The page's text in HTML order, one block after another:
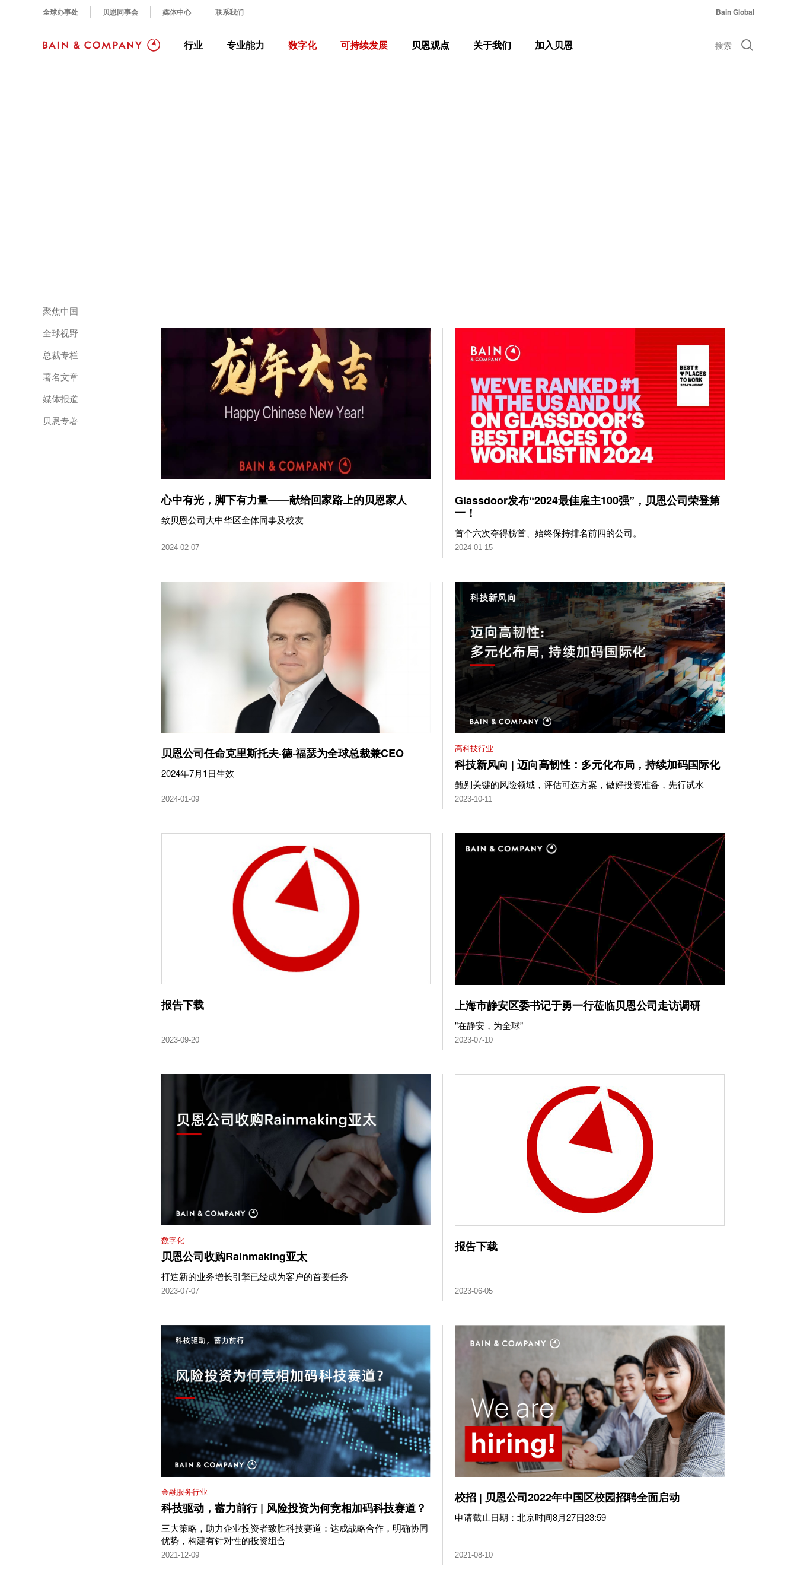
全球办事处 贝恩同事会 媒体中心 联系我们 Bain Global
行业 专业能力 数字化 可持续发展 贝恩观点 关于我们 加入贝恩 搜索
聚焦中国
全球视野
总裁专栏
署名文章
媒体报道
贝恩专著
心中有光，脚下有力量——献给回家路上的贝恩家人
致贝恩公司大中华区全体同事及校友
2024-02-07
Glassdoor发布“2024最佳雇主100强”，贝恩公司荣登第
一！
首个六次夺得榜首、始终保持排名前四的公司。
2024-01-15
贝恩公司任命克里斯托夫·德·福瑟为全球总裁兼CEO
2024年7月1日生效
2024-01-09
高科技行业
科技新风向 | 迈向高韧性：多元化布局，持续加码国际化
甄别关键的风险领域，评估可选方案，做好投资准备，先行试水
2023-10-11
报告下载
2023-09-20
上海市静安区委书记于勇一行莅临贝恩公司走访调研
"在静安，为全球”
2023-07-10
数字化
贝恩公司收购Rainmaking亚太
打造新的业务增长引擎已经成为客户的首要任务
2023-07-07
报告下载
2023-06-05
金融服务行业
科技驱动，蓄力前行 | 风险投资为何竞相加码科技赛道？
三大策略，助力企业投资者致胜科技赛道：达成战略合作，明确协同
优势，构建有针对性的投资组合
2021-12-09
校招 | 贝恩公司2022年中国区校园招聘全面启动
申请截止日期：北京时间8月27日23:59
2021-08-10